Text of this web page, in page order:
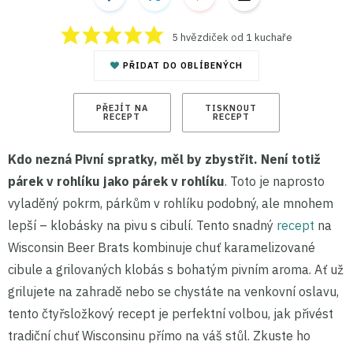
5 hvězdiček od 1 kuchaře
PŘIDAT DO OBLÍBENÝCH
PŘEJÍT NA
RECEPT
TISKNOUT
RECEPT
Kdo nezná Pivní spratky, měl by zbystřit. Není totiž
párek v rohlíku jako párek v rohlíku. Toto je naprosto
vyladěný pokrm, párkům v rohlíku podobný, ale mnohem
lepší – klobásky na pivu s cibulí. Tento snadný recept na
Wisconsin Beer Brats kombinuje chuť karamelizované
cibule a grilovaných klobás s bohatým pivním aroma. Ať už
grilujete na zahradě nebo se chystáte na venkovní oslavu,
tento čtyřsložkový recept je perfektní volbou, jak přivést
tradiční chuť Wisconsinu přímo na váš stůl. Zkuste ho